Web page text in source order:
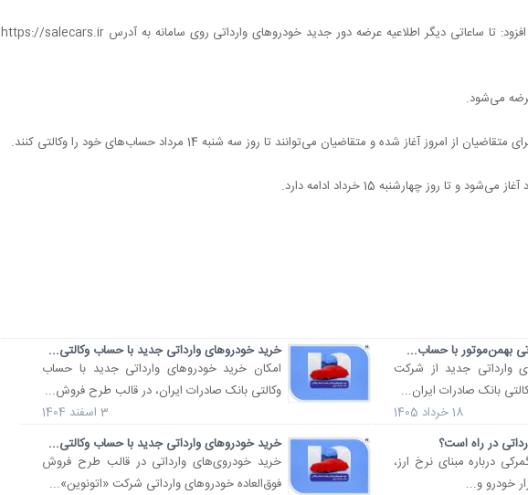
مدیر طرح واردات خودروی وزارت صمت افزود: تا ساعاتی دیگر اطلاعیه عرضه دور جدید خودروهای وارداتی روی سامانه به آدرس https://salecars.ir
آغاز شده و متقاضیان می‌توانند تا روز سه شنبه 14 مرداد حساب‌های خود را وکالتی کنند.‌
بهمن‌موتور با حساب...
وارداتی جدید از شرکت
بانک صادرات ایران...
18 خرداد 1405
در راه است؟
درباره مبنای نرخ ارز،
خودرو و...
خرید خودروهای وارداتی جدید با حساب وکالتی...
​امکان خرید خودروهای وارداتی جدید با حساب
وکالتی بانک صادرات ایران، در قالب طرح فروش...
3 اسفند 1404
خرید خودروهای وارداتی جدید با حساب وکالتی...
خرید خودروی‌های وارداتی در قالب طرح فروش
فوق‌العاده خودروهای وارداتی شرکت «اتونوین»...